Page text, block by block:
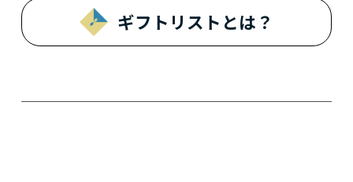
ギフトリストとは？